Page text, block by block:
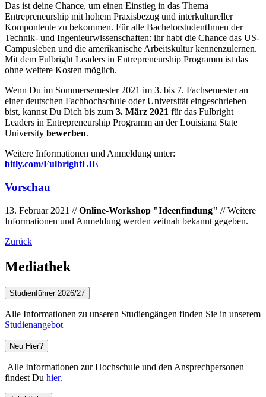
Das ist deine Chance, um einen Einstieg in das Thema
Entrepreneurship mit hohem Praxisbezug und interkultureller
Kompontente zu bekommen. Für alle BachelorstudentInnen der
Technik- und Ingenieurwissenschaften: ihr habt die Chance das US-
Campusleben und die amerikanische Arbeitskultur kennenzulernen.
Mit dem Fulbright Leaders in Entrepreneurship Programm ist das
ohne weitere Kosten möglich.
Wenn Du im Sommersemester 2021 im 3. bis 7. Fachsemester an
einer deutschen Fachhochschule oder Universität eingeschrieben
bist, kannst Du Dich bis zum 3. März 2021 für das Fulbright
Leaders in Entrepreneurship Programm an der Louisiana State
University bewerben.
Weitere Informationen und Anmeldung unter:
bitly.com/FulbrightLIE
Vorschau
13. Februar 2021 //Online-Workshop "Ideenfindung" // Weitere
Informationen und Anmeldung werden zeitnah bekannt gegeben.
Zurück
Mediathek
Studienführer 2026/27
Alle Informationen zu unseren Studiengängen finden Sie in unserem
Studienangebot
Neu Hier?
Alle Informationen zur Hochschule und den Ansprechpersonen
findest Du hier.